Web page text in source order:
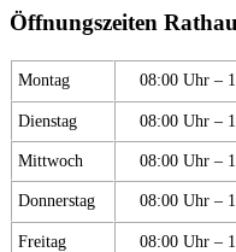
Öffnungszeiten
Montag 08:00 Uhr –
Dienstag 08:00 Uhr –
Mittwoch 08:00 Uhr –
Donnerstag 08:00 Uhr –
Freitag 08:00 Uhr –